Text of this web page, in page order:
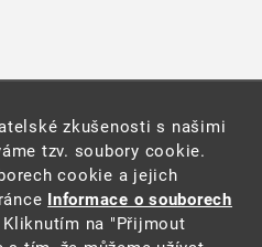
(PDF, 204 kB)
zkušenosti s našimi
tzv. soubory cookie.
cookie a jejich
Informace o souborech
Kliknutím na "Přijmout